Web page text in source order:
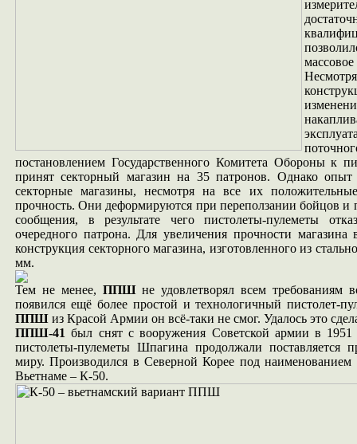
постановлением Государственного Комитета Обороны к
принят секторный магазин на 35 патронов. Однако опыт
секторные магазины, несмотря на все их
прочность. Они деформируются при переползании бойцов и
сообщения, в результате чего пистолеты-пулеметы
очередного патрона. Для увеличения прочности магазина
конструкция секторного магазина, изготовленного из
мм.
Тем не менее, ППШне удовлетворял всем требованиям
появился ещё более простой и технологичный пистолет-
ППШ из Красой Армии он всё-таки не смог. Удалось это
ППШ-41 был снят с вооружения Советской армии в 1951
пистолеты-пулеметы Шпагина продолжали поставляется
миру. Производился в Северной Корее под
Вьетнаме – К-50.